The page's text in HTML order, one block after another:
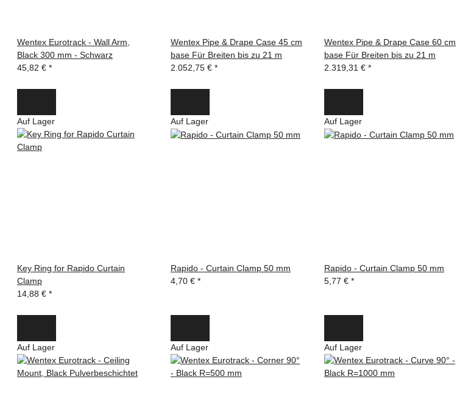
Wentex Eurotrack - Wall Arm,
Black 300 mm - Schwarz
45,82 € *
Wentex Pipe & Drape Case 45 cm
base Für Breiten bis zu 21 m
2.052,75 € *
Wentex Pipe & Drape Case 60 cm
base Für Breiten bis zu 21 m
2.319,31 € *
Auf Lager
Key Ring for Rapido Curtain
Clamp
14,88 € *
Auf Lager
Rapido - Curtain Clamp 50 mm
4,70 € *
Auf Lager
Rapido - Curtain Clamp 50 mm
5,77 € *
Auf Lager Auf Lager Auf Lager